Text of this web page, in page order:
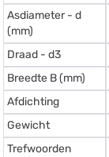
Asdiameter - d
(mm)
Draad - d3
Breedte B (mm)
Afdichting
Gewicht
Trefwoorden